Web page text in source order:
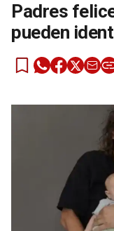
Padres
pueden